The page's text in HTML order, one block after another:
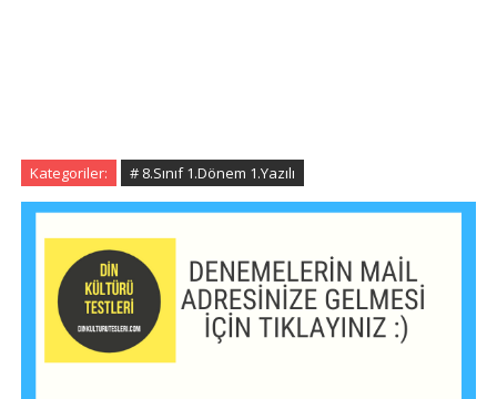
Kategoriler: # 8.Sınıf 1.Dönem 1.Yazılı